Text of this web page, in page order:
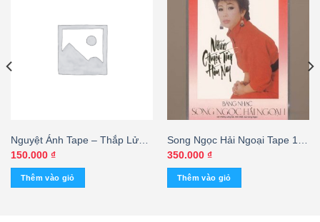
Nguyệt Ánh Tape – Thắp Lửa
Yêu Thương – Nguyệt Ánh –
Việt Dzũng (Không Bìa) KGMG
– cái
150.000 ₫
Thêm vào giỏ
Song Ngọc Hải Ngoại Tape 1 –
Những Chuyện Tình Hôm Nay
(KGTC)
350.000 ₫
Thêm vào giỏ